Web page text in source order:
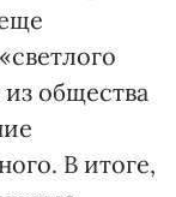
общества
В итоге,